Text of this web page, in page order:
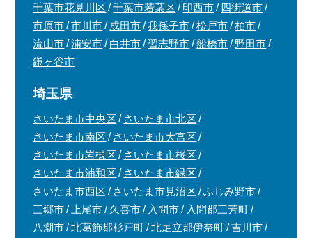
千葉市花見川区
千葉市若葉区 印西市
四街道市
市原市
市川市 成田市 我孫子市 松戸市
柏市
流山市
浦安市 白井市 習志野市 船橋市
野田市
鎌ヶ谷市
埼玉県
さいたま市中央区
さいたま市北区
さいたま市南区
さいたま市大宮区
さいたま市岩槻区
さいたま市桜区
さいたま市浦和区
さいたま市緑区
さいたま市西区
さいたま市見沼区
ふじみ野市
三郷市
上尾市 久喜市 入間市
入間郡三芳町
八潮市
北葛飾郡杉戸町 北足立郡伊奈町 吉川市